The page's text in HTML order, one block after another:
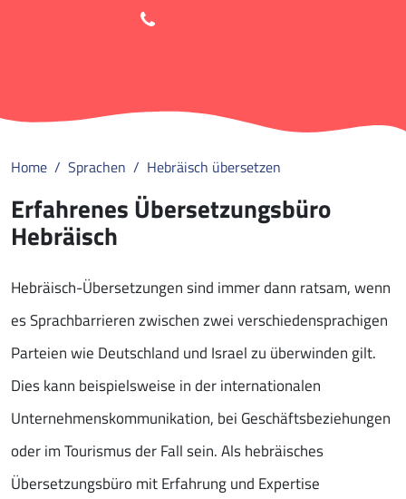
Home Sprachen Hebräisch übersetzen
Erfahrenes Übersetzungsbüro
Hebräisch
Hebräisch-Übersetzungen sind immer dann ratsam, wenn
es Sprachbarrieren zwischen zwei verschiedensprachigen
Parteien wie Deutschland und Israel zu überwinden gilt.
Dies kann beispielsweise in der internationalen
Unternehmenskommunikation, bei Geschäftsbeziehungen
oder im Tourismus der Fall sein. Als hebräisches
Übersetzungsbüro mit Erfahrung und Expertise